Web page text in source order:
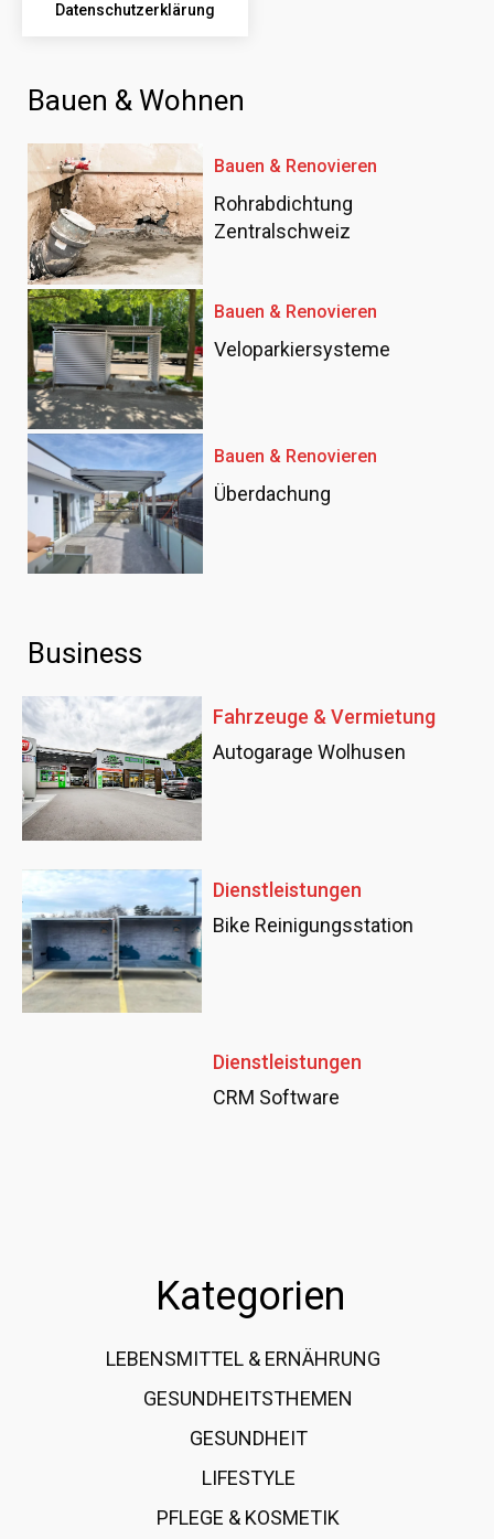
Datenschutzerklärung
Bauen & Wohnen
Bauen & Renovieren
Rohrabdichtung
Zentralschweiz
Bauen & Renovieren
Veloparkiersysteme
Bauen & Renovieren
Überdachung
Business
Fahrzeuge & Vermietung
Autogarage Wolhusen
Dienstleistungen
Bike Reinigungsstation
Dienstleistungen
CRM Software
Kategorien
LEBENSMITTEL & ERNÄHRUNG
GESUNDHEITSTHEMEN
GESUNDHEIT
LIFESTYLE
PFLEGE & KOSMETIK